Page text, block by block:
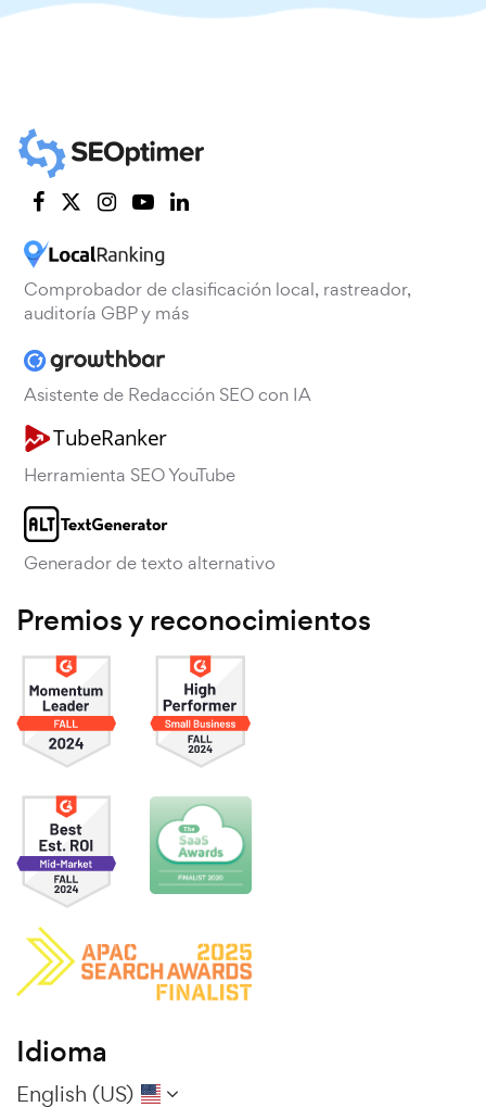
Comprobador de clasificación local, rastreador,
auditoría GBP y más
Asistente de Redacción SEO con IA
Herramienta SEO YouTube
Generador de texto alternativo
Premios y reconocimientos
Idioma
English (US)